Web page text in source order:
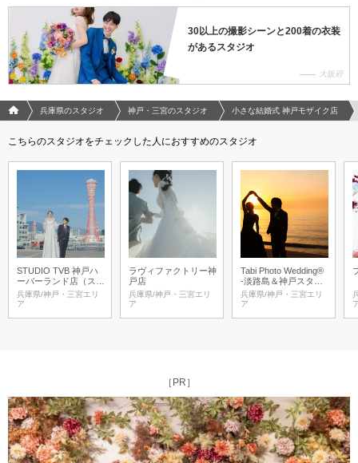
30以上の撮影シーンと200着の衣装
があるスタジオ
大阪府
フォトウエディング/結婚写真のPhotorait ホーム
兵庫県のスタジオ 神戸・三宮のスタジオ 小さな結婚式 神戸モザイク店
こちらのスタジオをチェックした人におすすめのスタジオ
STUDIO TVB 神戸ハ
ーバーランド店（スタ
ジオTVB）
兵庫県/神戸・三宮エリ
ア
ラヴィファクトリー神
戸店
兵庫県/神戸・三宮エリ
ア
Tabi Photo Wedding®︎
-淡路島＆神戸スタジ
オ-
兵庫県/神戸・三宮エリ
ア
［PR］